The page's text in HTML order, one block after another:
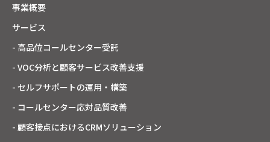
事業概要
サービス
- 高品位コールセンター受託
- VOC分析と顧客サービス改善支援
- セルフサポートの運用・構築
- コールセンター応対品質改善
- 顧客接点におけるCRMソリューション